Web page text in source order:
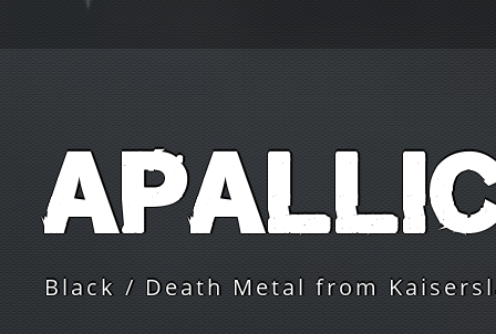
Apallic
Black / Death Metal from